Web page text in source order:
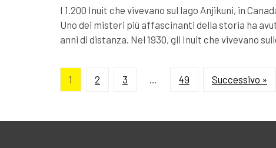
I 1.200 Inuit che vivevano sul lago Anjikuni, in
Uno dei misteri più affascinanti della storia ha
anni di distanza. Nel 1930, gli Inuit che vivevano
1
2 3 49 Successivo »